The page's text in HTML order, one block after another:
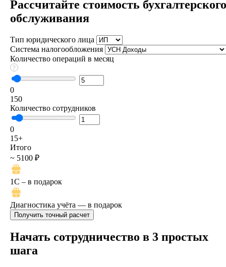
Рассчитайте стоимость бухгалтерского
обслуживания
Тип юридического лица
Система налогообложения
Количество операций в месяц
0
150
Количество сотрудников
0
15+
Итого
~ 5100 ₽
1C – в подарок
Диагностика учёта — в подарок
Начать сотрудничество в 3 простых
шага